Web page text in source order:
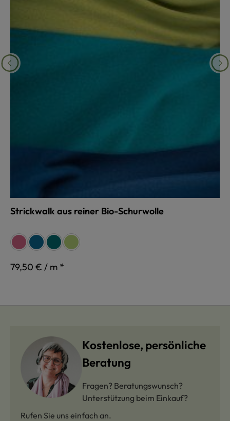
Strickwalk aus reiner Bio-Schurwolle
Farbe auswählen
fuchsiaindigoblau
petrol maigrün
79,50 € / m *
Kostenlose, persönliche
Beratung
Fragen? Beratungswunsch?
Unterstützung beim Einkauf?
Rufen Sie uns einfach an.